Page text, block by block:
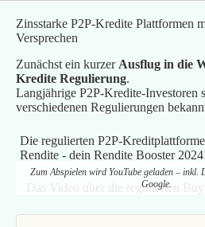
Zinsstarke P2P-Kredite Plattformen
Versprechen
Zunächst ein kurzer Ausflug in die
Kredite Regulierung.
Langjährige P2P-Kredite-Investoren
verschiedenen Regulierungen
Die regulierten P2P-
Rendite - dein Rendite Booster
Zum Abspielen wird YouTube geladen – inkl.
Google.
Das Video über die regulierten